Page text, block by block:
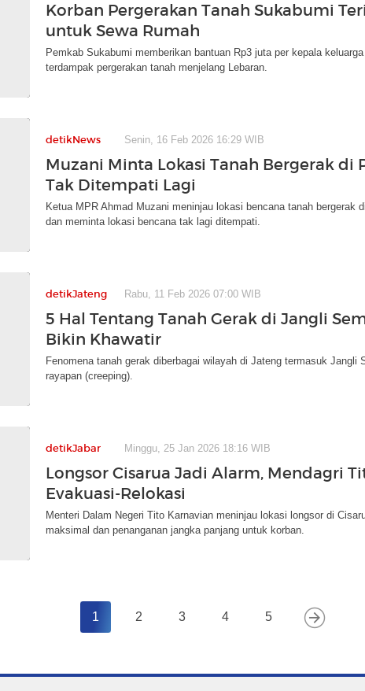
Korban Pergerakan Tanah Sukabumi
untuk Sewa Rumah
Pemkab Sukabumi memberikan bantuan Rp3 juta per kepala
terdampak pergerakan tanah menjelang Lebaran.
detikNews Senin, 16 Feb 2026 16:29 WIB
Muzani Minta Lokasi Tanah Bergerak di
Tak Ditempati Lagi
Ketua MPR Ahmad Muzani meninjau lokasi bencana tanah bergerak
dan meminta lokasi bencana tak lagi ditempati.
detikJateng Rabu, 11 Feb 2026 07:00 WIB
5 Hal Tentang Tanah Gerak di Jangli
Bikin Khawatir
Fenomena tanah gerak diberbagai wilayah di Jateng termasuk Jangli
rayapan (creeping).
detikJabar Minggu, 25 Jan 2026 18:16 WIB
Longsor Cisarua Jadi Alarm, Mendagri
Evakuasi-Relokasi
Menteri Dalam Negeri Tito Karnavian meninjau lokasi longsor di
maksimal dan penanganan jangka panjang untuk korban.
1 2 3 4 5